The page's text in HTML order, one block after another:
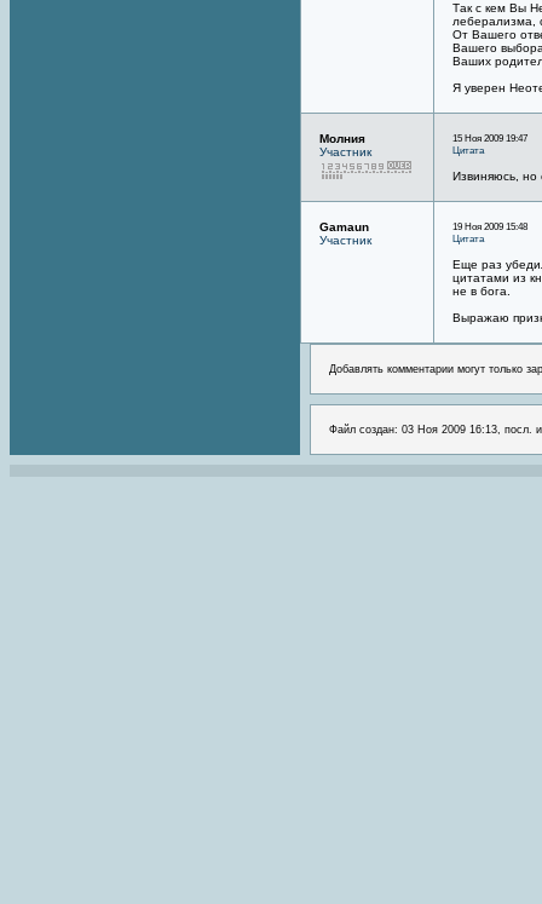
Так с кем Вы
леберализма,
От Вашего
Вашего
Ваших
Я уверен
Молния
Участник
15 Ноя 2009 19:47
Цитата
Извиняюсь, но
Gamaun
Участник
19 Ноя 2009 15:48
Цитата
Еще раз
цитатами из
не в бога.
Выражаю
Добавлять комментарии могут только
Файл создан: 03 Ноя 2009 16:13, посл.